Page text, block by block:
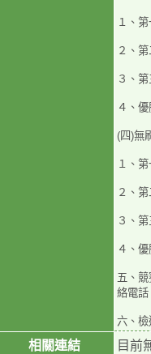
１、
２、
３、
４、
(四)無
１、
２、
３、
４、
五、
絡電話
六、檢
相關連結 目前